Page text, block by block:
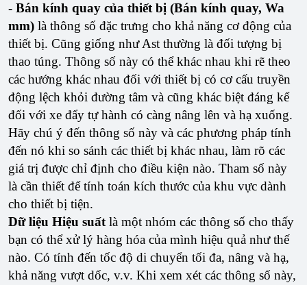
- Bán kính quay của thiết bị (Bán kính quay, Wa
mm) là thông số đặc trưng cho khả năng cơ động của
thiết bị. Cũng giống như Ast thường là đối tượng bị
thao túng. Thông số này có thể khác nhau khi rẽ theo
các hướng khác nhau đối với thiết bị có cơ cấu truyền
động lệch khỏi đường tâm và cũng khác biệt đáng kể
đối với xe đẩy tự hành có càng nâng lên và hạ xuống.
Hãy chú ý đến thông số này và các phương pháp tính
đến nó khi so sánh các thiết bị khác nhau, làm rõ các
giá trị được chỉ định cho điều kiện nào. Tham số này
là cần thiết để tính toán kích thước của khu vực dành
cho thiết bị tiện.
Dữ liệu Hiệu suấtlà một nhóm các thông số cho thấy
bạn có thể xử lý hàng hóa của mình hiệu quả như thế
nào. Có tính đến tốc độ di chuyển tối đa, nâng và hạ,
khả năng vượt dốc, v.v. Khi xem xét các thông số này,